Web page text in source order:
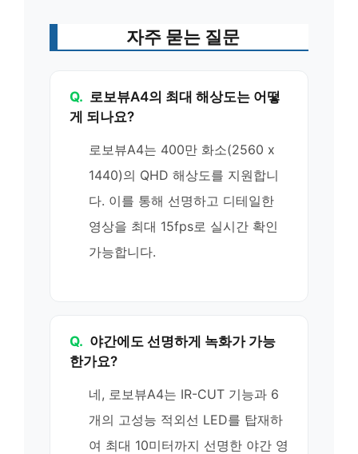
자주 묻는 질문
Q. 로보뷰A4의 최대 해상도는 어떻
게 되나요?
로보뷰A4는 400만 화소(2560 x
1440)의 QHD 해상도를 지원합니
다. 이를 통해 선명하고 디테일한
영상을 최대 15fps로 실시간 확인
가능합니다.
Q. 야간에도 선명하게 녹화가 가능
한가요?
네, 로보뷰A4는 IR-CUT 기능과 6
개의 고성능 적외선 LED를 탑재하
여 최대 10미터까지 선명한 야간 영